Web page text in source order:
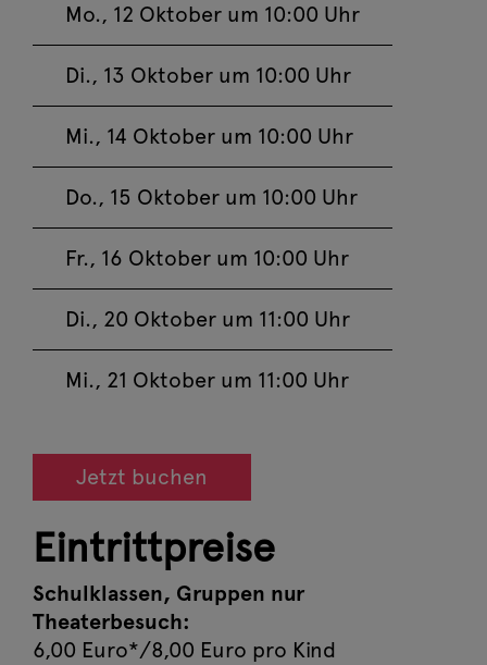
Mo., 12 Oktober um 10:00 Uhr
Di., 13 Oktober um 10:00 Uhr
Mi., 14 Oktober um 10:00 Uhr
Do., 15 Oktober um 10:00 Uhr
Fr., 16 Oktober um 10:00 Uhr
Di., 20 Oktober um 11:00 Uhr
Mi., 21 Oktober um 11:00 Uhr
Jetzt buchen
Eintrittpreise
Schulklassen, Gruppen nur
Theaterbesuch:
6,00 Euro*/8,00 Euro pro Kind